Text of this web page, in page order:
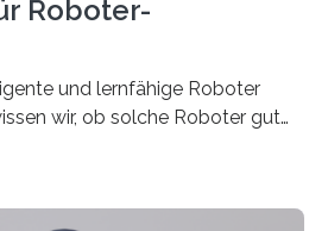
Roboter-
und lernfähige Roboter
wir, ob solche Roboter gut
neues Marie Skłodowska-Curie